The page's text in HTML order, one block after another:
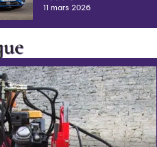
11 mars 2026